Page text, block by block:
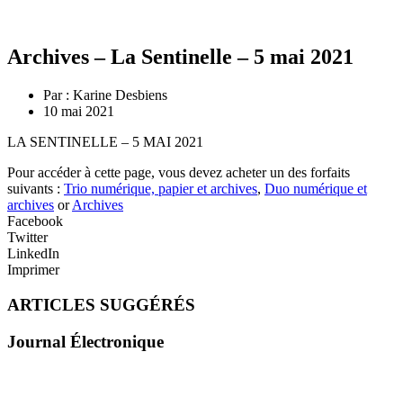
Archives – La Sentinelle – 5 mai 2021
Par : Karine Desbiens
10 mai 2021
LA SENTINELLE – 5 MAI 2021
Pour accéder à cette page, vous devez acheter un des forfaits
suivants : Trio numérique, papier et archives, Duo numérique et
archives orArchives
Facebook
Twitter
LinkedIn
Imprimer
ARTICLES SUGGÉRÉS
Journal Électronique